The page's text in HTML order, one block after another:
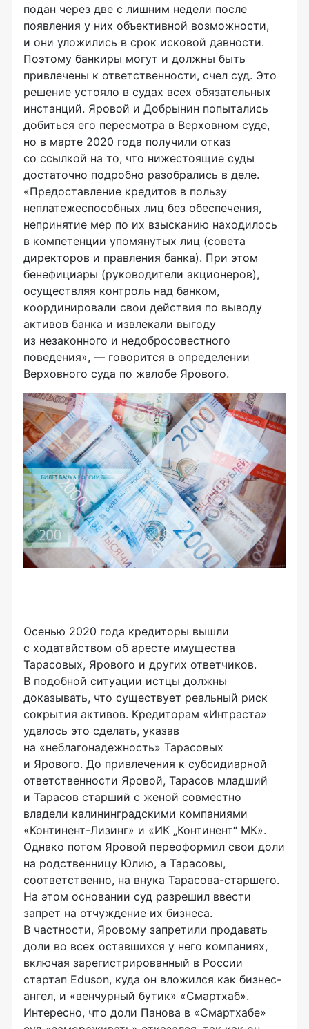
подан через две с лишним недели после
появления у них объективной возможности,
и они уложились в срок исковой давности.
Поэтому банкиры могут и должны быть
привлечены к ответственности, счел суд. Это
решение устояло в судах всех обязательных
инстанций. Яровой и Добрынин попытались
добиться его пересмотра в Верховном суде,
но в марте 2020 года получили отказ
со ссылкой на то, что нижестоящие суды
достаточно подробно разобрались в деле.
«Предоставление кредитов в пользу
неплатежеспособных лиц без обеспечения,
непринятие мер по их взысканию находилось
в компетенции упомянутых лиц (совета
директоров и правления банка). При этом
бенефициары (руководители акционеров),
осуществляя контроль над банком,
координировали свои действия по выводу
активов банка и извлекали выгоду
из незаконного и недобросовестного
поведения», — говорится в определении
Верховного суда по жалобе Ярового.
Осенью 2020 года кредиторы вышли
с ходатайством об аресте имущества
Тарасовых, Ярового и других ответчиков.
В подобной ситуации истцы должны
доказывать, что существует реальный риск
сокрытия активов. Кредиторам «Интраста»
удалось это сделать, указав
на «неблагонадежность» Тарасовых
и Ярового. До привлечения к субсидиарной
ответственности Яровой, Тарасов младший
и Тарасов старший с женой совместно
владели калининградскими компаниями
«Континент-Лизинг» и «ИК „Континент“ МК».
Однако потом Яровой переоформил свои доли
на родственницу Юлию, а Тарасовы,
соответственно, на внука Тарасова-старшего.
На этом основании суд разрешил ввести
запрет на отчуждение их бизнеса.
В частности, Яровому запретили продавать
доли во всех оставшихся у него компаниях,
включая зарегистрированный в России
стартап Eduson, куда он вложился как бизнес-
ангел, и «венчурный бутик» «Смартхаб».
Интересно, что доли Панова в «Смартхабе»